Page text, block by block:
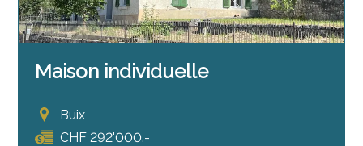
Maison individuelle
Buix
CHF 292'000.-